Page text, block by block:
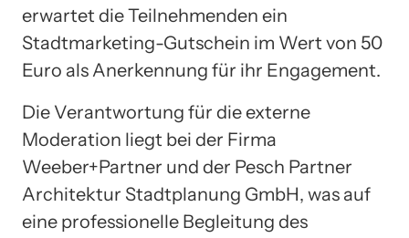
erwartet die Teilnehmenden ein
Stadtmarketing-Gutschein im Wert von 50
Euro als Anerkennung für ihr Engagement.
Die Verantwortung für die externe
Moderation liegt bei der Firma
Weeber+Partner und der Pesch Partner
Architektur Stadtplanung GmbH, was auf
eine professionelle Begleitung des